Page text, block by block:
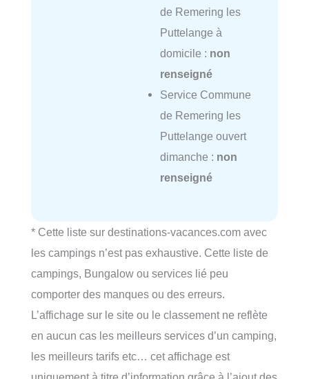
de Remering les
Puttelange à
domicile : non
renseigné
Service Commune
de Remering les
Puttelange ouvert
dimanche : non
renseigné
* Cette liste sur destinations-vacances.com avec
les campings n’est pas exhaustive. Cette liste de
campings, Bungalow ou services lié peu
comporter des manques ou des erreurs.
L’affichage sur le site ou le classement ne reflète
en aucun cas les meilleurs services d’un camping,
les meilleurs tarifs etc… cet affichage est